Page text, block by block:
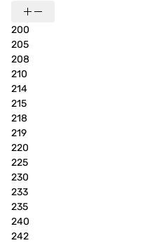
200
205
208
210
214
215
218
219
220
225
230
233
235
240
242